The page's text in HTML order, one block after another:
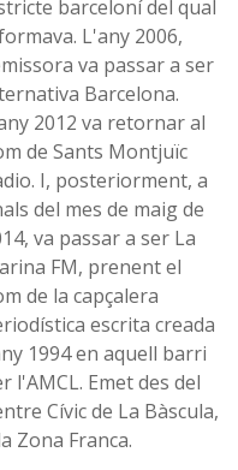
barceloní del qual
L'any 2006,
va passar a ser
Barcelona.
2012 va retornar al
de Sants Montjuïc
I, posteriorment, a
del mes de maig de
va passar a ser La
FM, prenent el
de la capçalera
escrita creada
1994 en aquell barri
l'AMCL. Emet des del
Cívic de La Bàscula,
Zona Franca.